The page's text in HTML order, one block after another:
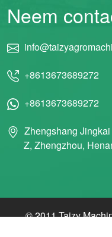
Neem
+8613673689272
+8613673689272
Zhengshang
Z, Zhengzhou,
© 2011 Taizy